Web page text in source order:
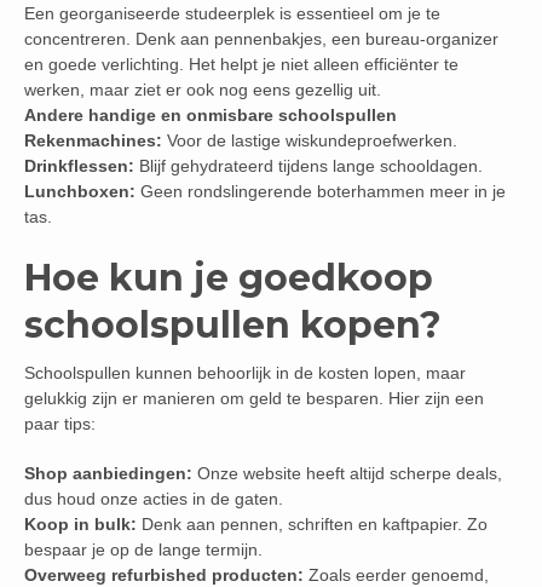
Een georganiseerde studeerplek is essentieel om je te
concentreren. Denk aan pennenbakjes, een bureau-organizer
en goede verlichting. Het helpt je niet alleen efficiënter te
werken, maar ziet er ook nog eens gezellig uit.
Andere handige en onmisbare schoolspullen
Rekenmachines: Voor de lastige wiskundeproefwerken.
Drinkflessen: Blijf gehydrateerd tijdens lange schooldagen.
Lunchboxen: Geen rondslingerende boterhammen meer in je
tas.
Hoe kun je goedkoop
schoolspullen kopen?
Schoolspullen kunnen behoorlijk in de kosten lopen, maar
gelukkig zijn er manieren om geld te besparen. Hier zijn een
paar tips:
Shop aanbiedingen: Onze website heeft altijd scherpe deals,
dus houd onze acties in de gaten.
Koop in bulk: Denk aan pennen, schriften en kaftpapier. Zo
bespaar je op de lange termijn.
Overweeg refurbished producten: Zoals eerder genoemd,